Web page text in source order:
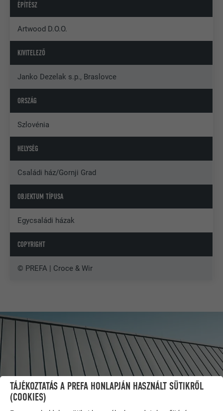
ÉPÍTÉSZ
Artwood D.O.O.
KIVITELEZŐ
Janko Dezelak s.p., Braslovce
ORSZÁG
Szlovénia
HELYSÉG
Családi ház/Gornji Grad
OBJEKTUM TÍPUSA
Egycsaládi házak
COPYRIGHT
© PREFA | Croce & Wir
TÁJÉKOZTATÁS A PREFA HONLAPJÁN HASZNÁLT SÜTIKRŐL
(COOKIES)